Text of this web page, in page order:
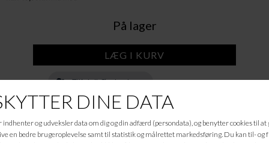
På lager
Tilføj til Ønskeskyen
Ø: 22cm